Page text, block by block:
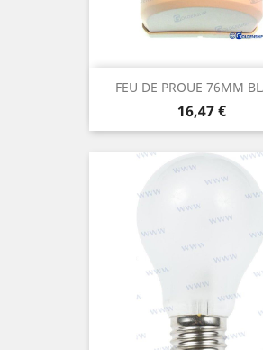
FEU DE PROUE 76MM
Prix
16,47 €